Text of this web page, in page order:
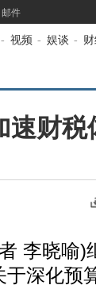
邮件
- 视频 - 娱谈 -
速财税
晓喻)
深化预